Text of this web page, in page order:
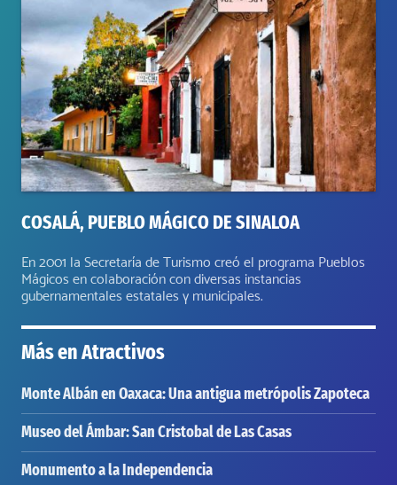
COSALÁ, PUEBLO MÁGICO DE SINALOA
En 2001 la Secretaría de Turismo creó el programa Pueblos
Mágicos en colaboración con diversas instancias
gubernamentales estatales y municipales.
Más enAtractivos
Monte Albán en Oaxaca: Una antigua metrópolis Zapoteca
Museo del Ámbar: San Cristobal de Las Casas
Monumento a la Independencia